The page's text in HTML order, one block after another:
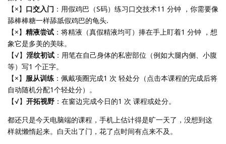
【×】 口交入门 ：用假鸡巴（S码）练习口交技术11 分钟 ，你需要像
舔棒棒糖一样舔舐假鸡巴的龟头.
【×】 精液尝试 ：将精液（真假精液均可）捧在手上盯着1 分钟 ，想
象它是多美的美味。
【√】 淫纹初试 ：用笔在自己身体的私密部位（例如大腿内侧、小腹
等）写1 个正字。
【×】 服从训练 ：佩戴项圈完成1 次 轻处分（点击本课程的完成后将
自动随机分配1个轻处分）。
【√】 开拓视野 ：在窗边完成今日的1 次 课程或处分。
都还只是今天电脑端的课程，手机上估计得是旷一天了，没想到这
样就懒惰起来。白天出了门，花了点时间有点来不及。